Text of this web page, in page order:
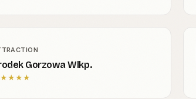
Gorzowa Wlkp.
★★★★